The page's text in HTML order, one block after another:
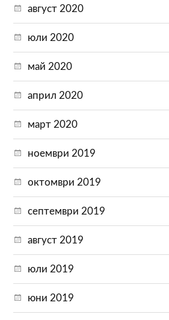
август 2020
юли 2020
май 2020
април 2020
март 2020
ноември 2019
октомври 2019
септември 2019
август 2019
юли 2019
юни 2019